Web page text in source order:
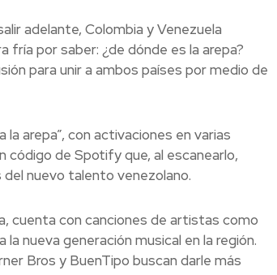
adelante, Colombia y Venezuela
fría por saber: ¿de dónde es la arepa?
para unir a ambos países por medio de
la arepa”, con activaciones en varias
código de Spotify que, al escanearlo,
del nuevo talento venezolano.
cuenta con canciones de artistas como
nueva generación musical en la región.
Bros y BuenTipo buscan darle más